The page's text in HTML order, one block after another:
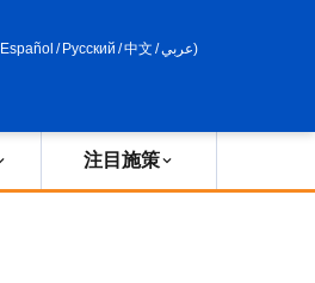
Español / Русский /中文 /عربي)
注目施策